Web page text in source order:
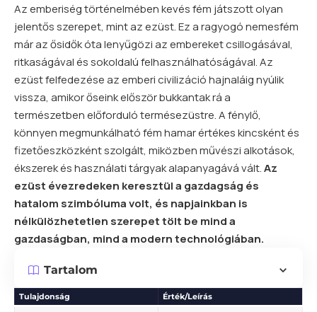
Az emberiség történelmében kevés fém játszott olyan
jelentős szerepet, mint az ezüst. Ez a ragyogó nemesfém
már az ősidők óta lenyűgözi az embereket csillogásával,
ritkaságával és sokoldalú felhasználhatóságával. Az
ezüst felfedezése az emberi civilizáció hajnaláig nyúlik
vissza, amikor őseink először bukkantak rá a
természetben előforduló termésezüstre. A fénylő,
könnyen megmunkálható fém hamar értékes kincsként és
fizetőeszközként szolgált, miközben művészi alkotások,
ékszerek és használati tárgyak alapanyagává vált.Az
ezüst évezredeken keresztül a gazdagság és
hatalom szimbóluma volt, és napjainkban is
nélkülözhetetlen szerepet tölt be mind a
gazdaságban, mind a modern technológiában.
Tartalom
Tulajdonság Érték/Leírás